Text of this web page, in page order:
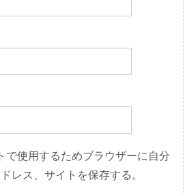
で使用するためブラウザーに自分
レス、サイトを保存する。